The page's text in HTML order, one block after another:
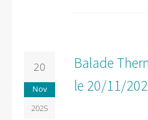
20
Nov
2025
Balade
le 20/11/